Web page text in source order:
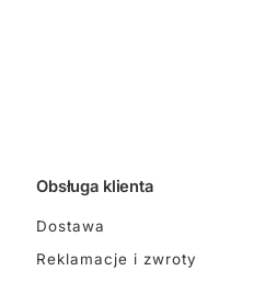
Obsługa klienta
Dostawa
Reklamacje i zwroty